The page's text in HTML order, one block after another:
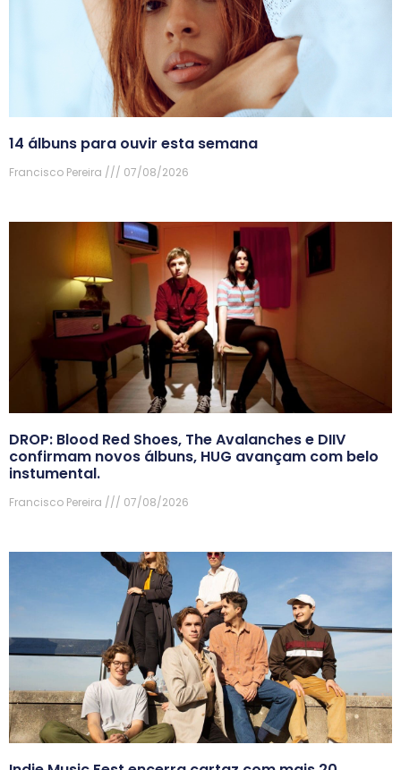
14 álbuns para ouvir esta semana
Francisco Pereira 07/08/2026
DROP: Blood Red Shoes, The Avalanches e DIIV
confirmam novos álbuns, HUG avançam com belo
instumental.
Francisco Pereira 07/08/2026